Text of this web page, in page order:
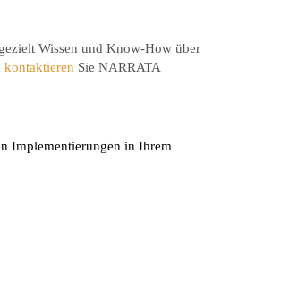
Wissen und Know-How über
kontaktieren Sie NARRATA
Implementierungen in Ihrem